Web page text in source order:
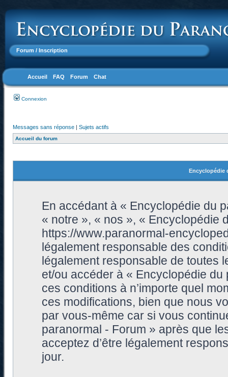
Forum / Inscription
Accueil FAQ Forum Chat
Connexion
Messages sans réponse | Sujets actifs
Accueil du forum
Encyclopédie
En accédant à « Encyclopédie du
« notre », « nos », « Encyclopédie
https://www.paranormal-
légalement responsable des
légalement responsable de toutes
et/ou accéder à « Encyclopédie
ces conditions à n’importe quel
ces modifications, bien que nous
par vous-même car si vous
paranormal - Forum » après que
acceptez d’être légalement
jour.